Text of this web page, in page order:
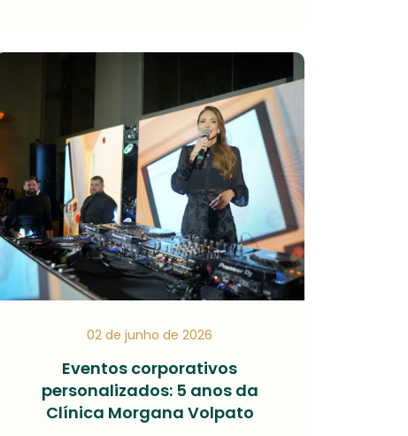
02 de junho de 2026
Eventos corporativos
personalizados: 5 anos da
Clínica Morgana Volpato